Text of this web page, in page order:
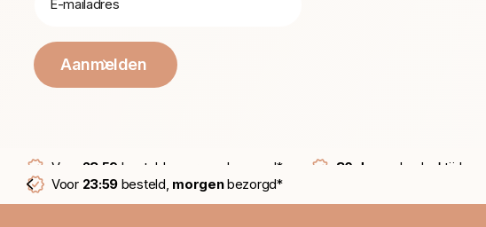
Aanmelden
Voor 23:59 besteld, bezorgd* 30 dagen bedenktijd
Voor 23:59 besteld, morgenbezorgd*